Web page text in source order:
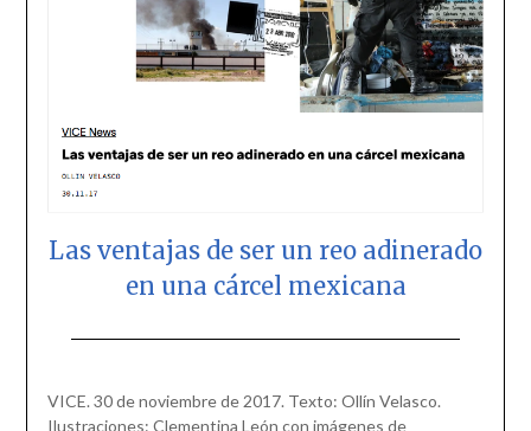
Las ventajas de ser un reo adinerado
en una cárcel mexicana
November
VICE. 30 de noviembre de 2017. Texto: Ollín Velasco.
Ilustraciones: Clementina León con imágenes de